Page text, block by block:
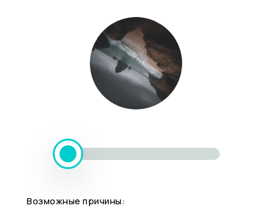
Возможные причины: